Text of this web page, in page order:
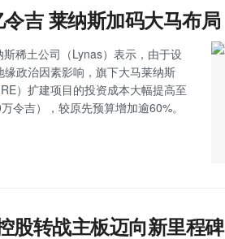
吉 莱纳斯加码大马布局
稀土公司（Lynas）表示，由于设
政治因素影响，旗下大马莱纳斯
）扩建项目的投资成本大幅提高至
令吉），较原先预算增加逾60%。
股转战主板迈向新里程碑